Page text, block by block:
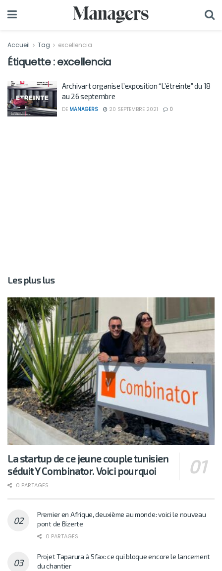
Accueil Tag excellencia
Étiquette :excellencia
Archivart organise l’exposition “L’étreinte” du 18
au 26 septembre
DE MANAGERS 20 SEPTEMBRE 2021 0
Les plus lus
La startup de ce jeune couple tunisien
séduit Y Combinator. Voici pourquoi
0 PARTAGES
Premier en Afrique, deuxième au monde: voici le nouveau
pont de Bizerte
0 PARTAGES
Projet Taparura à Sfax: ce qui bloque encore le lancement
du chantier